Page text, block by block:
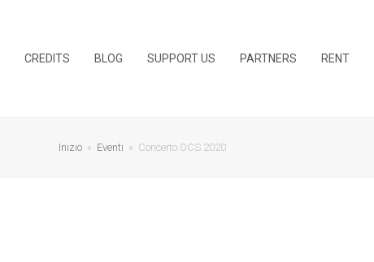
CREDITS BLOG SUPPORT US PARTNERS RENT
Inizio » Eventi » Concerto OCS 2020